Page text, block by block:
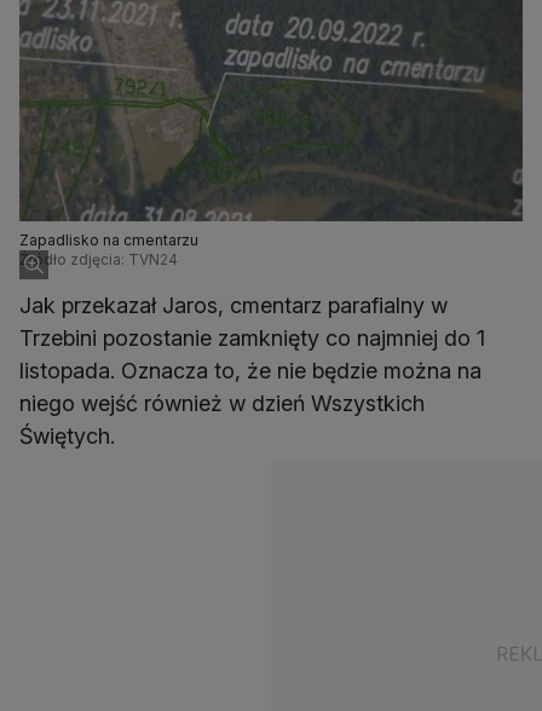
Zapadlisko na cmentarzu
Źródło zdjęcia: TVN24
Jak przekazał Jaros, cmentarz parafialny w
Trzebini pozostanie zamknięty co najmniej do 1
listopada. Oznacza to, że nie będzie można na
niego wejść również w dzień Wszystkich
Świętych.